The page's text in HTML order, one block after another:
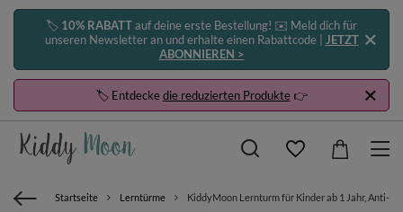
🏷️ 10% RABATTauf deine erste Bestellung! ✉️ Meld dich für
unseren Newsletter an und erhalte einen Rabattcode | JETZT
ABONNIEREN >
🏷️ Entdeckedie reduzierten Produkte👉
Startseite Lerntürme KiddyMoon Lernturm für Kinder ab 1 Jahr, Anti-